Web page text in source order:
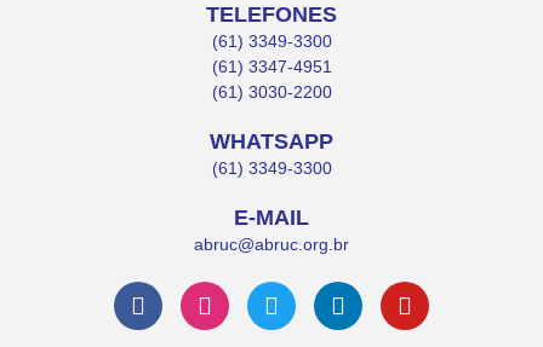
TELEFONES
(61) 3349-3300
(61) 3347-4951
(61) 3030-2200
WHATSAPP
(61) 3349-3300
E-MAIL
abruc@abruc.org.br